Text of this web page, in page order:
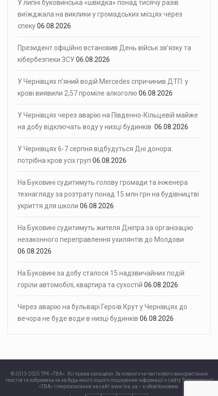
У липні буковинська «швидка» понад тисячу разів
виїжджала на виклики у громадських місцях через
спеку06.08.2026
Президент офіційно встановив День військ зв’язку та
кібербезпеки ЗСУ06.08.2026
У Чернівцях п’яний водій Mercedes спричинив ДТП: у
крові виявили 2,57 проміле алкоголю 06.08.2026
У Чернівцях через аварію на Південно-Кільцевій майже
на добу відключать воду у низці будинків 06.08.2026
У Чернівцях 6-7 серпня відбудуться Дні донора:
потрібна кров усіх груп 06.08.2026
На Буковині судитимуть голову громади та інженера
технагляду за розтрату понад 15 млн грн на будівництві
укриття для школи 06.08.2026
На Буковині судитимуть жителя Дніпра за організацію
незаконного переправлення ухилянтів до Молдови
06.08.2026
На Буковині за добу сталося 15 надзвичайних подій:
горіли автомобілі, квартира та сухостій 06.08.2026
Через аварію на бульварі Героїв Крут у Чернівцях до
вечора не буде води в низці будинків 06.08.2026
© 2013-2025 ТРК «ТВА». Усі права захищено. За повного чи часткового використання
текстів та зображень чи за будь-якого іншого поширення інформації з сайту Телекомпанії
«ТВА» гіперпосилання на сайт www.tva.ua – є обов’язковим.